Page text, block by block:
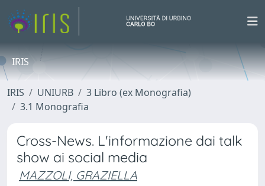
IRIS
IRIS UNIURB
3 Libro (ex Monografia)
3.1 Monografia
Cross-News. L'informazione dai talk
show ai social media
MAZZOLI, GRAZIELLA